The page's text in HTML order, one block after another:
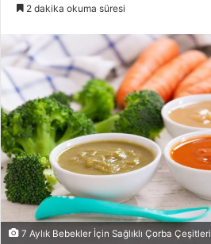
göndermek
2 dakika okuma süresi
7 Aylık Bebekler İçin Sağlıklı Çorba Çeşitleri